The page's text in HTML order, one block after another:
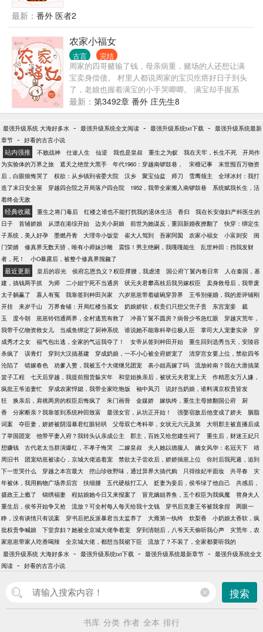
荒，鞍前马后替她遮风挡雨。 再后来，她发现，这糙
汉好像就是她死去的太子丈夫？ 而且，他好像也不仅
仅是什么猎户。 叛军首领？江湖盟主？这男人还有多
少个身份瞒着她？ 男人扣住她的纤腰，笑道：“媳妇，
你药师谷神医和天下首富的身份不也瞒着我么？看在
孩子都生了仨的份儿上，咱们扯平，好不好？你要不
高兴，为夫把天下都给你，好不好？”
野，有人笑她无知，有人鄙她粗犷。 却无人知道，新
科状元郎是她哥哥，新贵皇商是她哥哥，获胜归来的
小将军是她哥哥，圣手神医是她哥哥，那一位……也
是她哥哥。 假千金再厉害，有五个哥哥撑腰吗？ 避
雷：主角之间无cp，女主孩子气重，主打亲情没有那
么多独立大女主秀！！！不喜绕道！！！
最新： 番外 医者2
农家小福女
古言 完结
周家的四哥赌输了钱，母亲病重，赌场的人还想让满
宝卖身偿债。 村里人都说周家的宝贝疙瘩好日子到头
了，老娘也握着满宝的小手哭唧唧。 满宝却手握系
统，带着兄弟嫂子们开荒，种地，种药材，开铺
子…… 日子越过越好，嫂子们却开始忧心满宝的婚
事。 “小姑，庄先生的孙子不错，又斯文又会读书，配
亮，又听话，一定不会顶嘴。” 满宝抿嘴一笑：“我早
就想好了，就选被我从小揍到大的竹马白善宝。” 书友
交流群：307547705，回答问题进入 坑品有保证，已
完结的作品有《林氏荣华》《重生娘子在种田》等六
本书。
最新： 第3492章 番外 庄先生8
最强升级系统 大海好多水 - 最强升级系统全文阅读 - 最强升级系统txt下载 - 最强升级系统最新
章节 - 好看的古言小说
站内强推 不败战神 仕途人生 仙逆 我也是皇叔 重生之为蚁 我在天牢，长生不死
开局作
为实验体的万界之旅
遮天之绝世大黑手 年代1960：穿越南锣鼓巷， 宋檀记事
末世囤百万物资
后，白眼狼悔哭了
权欲：从乡镇到省委大院 汉乡 聚宝仙盆 师刀 雪鹰领主
全球冰封：我打
造了末日安全屋
穿越四合院之开局落户四合院 1952，我带全家搬入南锣鼓巷
系统赋我长生，活
着终会无敌
经典收藏 重生之将门毒后 红楼之谁也不能打扰我的退休生活 香归
我在长安做妇产科医生的
日子
首辅娇娘 从漂在港综开始 边关小厨娘 前世为她谋反，重回新婚夜撩翻了
快穿：绑定生
子系统，美人好孕
墨燃丹青 大理寺小饭堂 崔大人驾到 吾家阿囡 农家小福女 小富则安
闺
门荣婿
修真界无数天骄，唯有小师妹沙雕 震惊！男主绝嗣，我嘎嘎能生
乱世种田：挡我发财
者，死！
小O暴露后，被整个修真界觊觎了
最近更新 皇后的容光 侯府忘恩负义？权臣撑腰，我虐渣 国公府丫鬟内卷日常
人在秦国，基
建，搞钱两手抓
为师 二小姐宁死不当通房 状元夫君攀高枝后我另嫁权臣
卖身救母后，我带废
太子躺赢了
寡人有冤 我靠签到种田兴家 六岁崽崽带着破碗穿异界
王爷别催婚，我的差评铺刚
开挂
来岁千山 万界食铺：开局红楼当孤女 奶娘娇软，权贵们只想父凭子贵 东宫宠妾
裁
玉
度今朝 崽崽铃铛通两界，全村逃荒有救了 冲喜丫鬟不圆房？病骨少爷急红眼
穿越灾荒年，
我带千亿物资救女儿
当咸鱼绑定了厨神系统 谁说她不能靠科举位极人臣 掌司大人宠妻实录
穿
成秀才之女
福气包出逃，全家的气运我夺了！ 女帝从签到种田开始
重生回到选秀当天，安陵容
杀疯了
误青灯 穿到大汉搞基建 穿成奶娘，一不小心被全府娇宠了
清穿宫女要上位，禁欲四爷
沦陷了
错嫁春色 劝爹入赘，我被五个大佬继兄团宠 表小姐高嫁了吗
流放岭南？我在大唐搞菜
篮子工程
七天后穿越，我提前囤货躲灾年 和堂姐换亲后，被状元夫君宠上天
作精恶女万人嫌，
疯批王爷追妻忙
穿成农家悍媳，我带全家吃饱饭 袖中凤刃
说好当奶娘，谁料满京权贵皆发
狂
换亲后，肩祧两房的权臣后悔疯了 朱门画骨 金媒娇 嫁纨绔，重生主母掀翻国公府
厨
香
分家断亲？我靠签到系统种田致富 最强女官，从坊正开始！ 强娶宿敌后他变成了娇夫
胭脂
词案
夺臣妻，娇娇被阴湿暴君红眼轻哄 父母双亡考科举，女状元六元及第
大明郡主被直播后成
了举国团宠
他带平妻入府？我转头认亲成公主 郡主，百姓又给您建生祠了
重生后，财迷王妃只
想赚钱
古代老太当群演爆红，不孝子悔哭 二嫁皇叔 夫人她以德服人 嫡女风华：名冠天下
靖
周旧书
团宠幼崽被读心，京城大佬追着宠 禁欲太子尝欢后，娇娇揣崽上位
你封后我死遁，追到
下一世哭什么
穿越之本宫最大 挖山珍收野味，通过异界大搞代购 只得徐妃半面妆 共寻春
灾
年被休，我用购物广场养后宫
扶细腰 五代硬核打工人 贬妻为妾后，侯爷绿了他自己
共感后，
摄政王上瘾了
锦绣福妻 程姑娘她今日又来报案了 冒充嫡姐养鱼，五个权臣为我疯魔
替身夫人
重生后，侯爷开始争又抢
流放？可全村每人每天给我十文钱 穿书后克妻王爷被我拿捏
两眼一
睁，没有谈情只有说案
穿书后把反派暴君当太监养了 大雍第一纨绔 炊梨香
小奶娘太香软，疯
批权贵争喊娘
下堂弃妇？她被全京城大佬争着宠 穿到清朝后，八爷天天偷听我心声
灾荒年，农
家崽崽带家人吃香喝辣
全京城大佬，都想当我裙下臣
流放了？不装了，全家都要听我的
最强升级系统 大海好多水 - 最强升级系统txt下载 - 最强升级系统最新章节 - 最强升级系统全文
阅读 - 好看的古言小说
搜索
书库 分类 作者 全本 排行